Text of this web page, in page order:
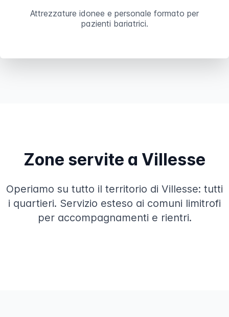
Attrezzature idonee e personale formato per
pazienti bariatrici.
Zone servite a Villesse
Operiamo su tutto il territorio di Villesse: tutti
i quartieri. Servizio esteso ai comuni limitrofi
per accompagnamenti e rientri.